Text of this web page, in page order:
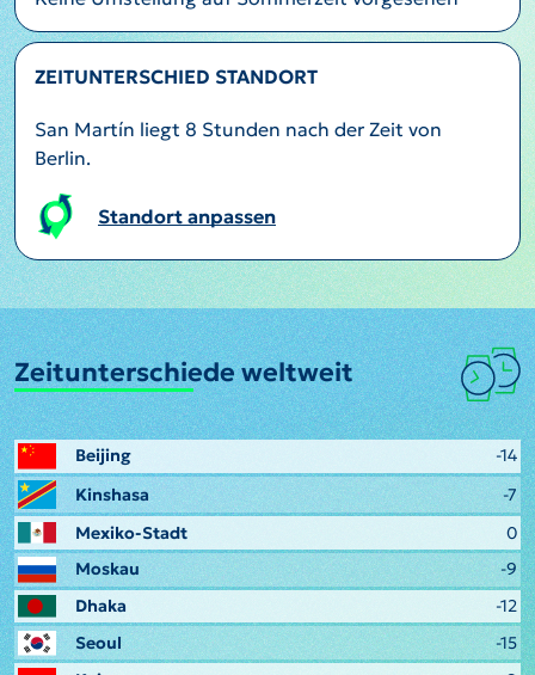
ZEITUNTERSCHIED STANDORT
San Martín liegt 8 Stunden nach der Zeit von
Berlin.
Standort anpassen
Zeitunterschiede weltweit
Beijing
-14
Kinshasa
-7
Mexiko-Stadt
0
Moskau
-9
Dhaka
-12
Seoul
-15